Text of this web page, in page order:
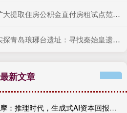
房公积金直付房租试点范围 可“按季直付”
遗址：寻找秦始皇遗迹，夔龙纹建筑构件华美耀眼
最新文章
宝牛E配 帐算的过来！大摩：推理时代，生成式AI资本回报率或达25-50%